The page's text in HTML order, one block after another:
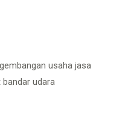
usaha jasa
bandar udara